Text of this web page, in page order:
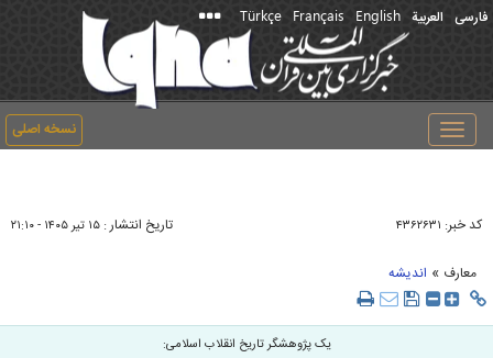
فارسی العربیة English
Français
Türkçe
نسخه اصلی
Toggle
navigation
کد خبر: ۴۳۶۲۶۳۱ تاریخ انتشار : ۱۵ تير ۱۴۰۵ - ۲۱:۱۰
معارف » اندیشه
یک پژوهشگر تاریخ انقلاب اسلامی: